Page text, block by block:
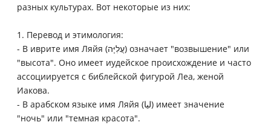
разных культурах. Вот некоторые из них:
1. Перевод и этимология:
- В иврите имя Ляйя (עֲלִיָּה) означает "возвышение" или
"высота". Оно имеет иудейское происхождение и часто
ассоциируется с библейской фигурой Леа, женой
Иакова.
- В арабском языке имя Ляйя (ليا) имеет значение
"ночь" или "темная красота".